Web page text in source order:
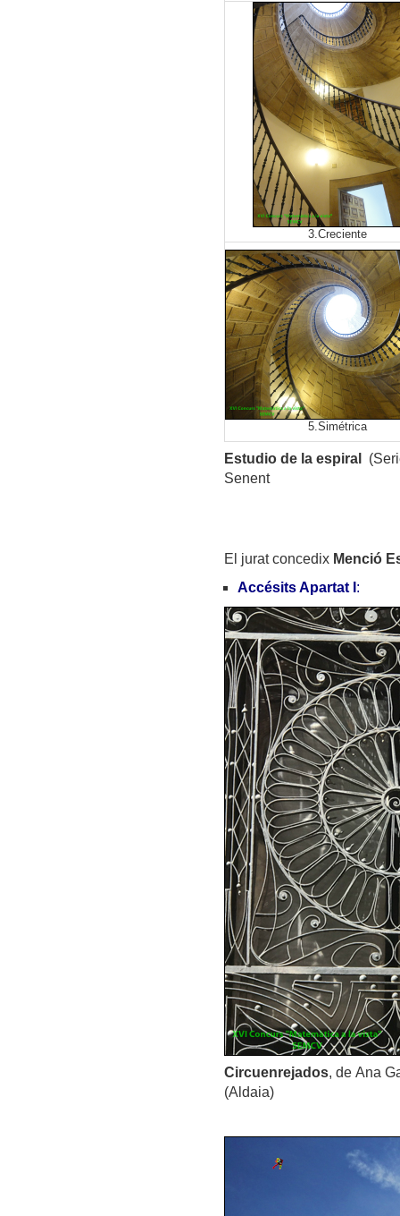
3.Creciente
5.Simétrica
Estudio de la espiral
Senent
El jurat concedix Menció
Accésits Apartat I :
Circuenrejados, de Ana
(Aldaia)